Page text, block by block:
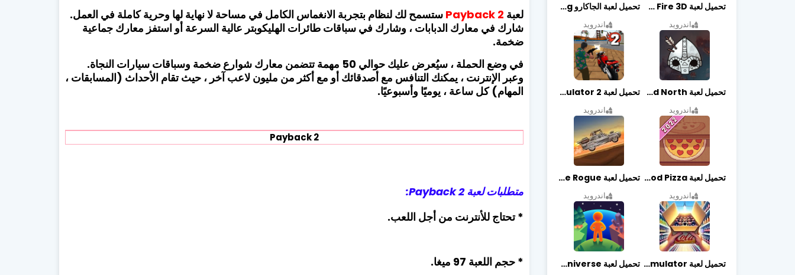
لعبة Payback 2 ستسمح لك لنظام بتجربة الانغماس الكامل في مساحة لا نهاية لها وحرية كاملة في العمل.
شارك في معارك الدبابات ، وشارك في سباقات طائرات الهليكوبتر عالية السرعة أو استفز معارك جماعية
ضخمة.
في وضع الحملة ، سيُعرض عليك حوالي 50 مهمة تتضمن معارك شوارع ضخمة وسباقات سيارات النجاة.
وعبر الإنترنت ، يمكنك التنافس مع أصدقائك أو مع أكثر من مليون لاعب آخر ، حيث تقام الأحداث (المسابقات ،
المهام) كل ساعة ، يوميًا وأسبوعيًا.
Payback 2
متطلبات لعبة Payback 2:
* تحتاج للأنترنت من أجل اللعب.
* حجم اللعبة 97 ميغا.
تحميل لعبة Zombie Fire 3D مهكرة آخر إصدار
اندرويد
تحميل لعبة الجاكارو jackaroo king آخر إصدار
اندرويد
تحميل لعبة Bad North مهكرة آخر إصدار
اندرويد
تحميل لعبة Vegas crime simulator 2 مهكرة اخر اصدار
اندرويد
تحميل لعبة Good Pizza مهكرة اخر اصدار
اندرويد
تحميل لعبة Earn to Die Rogue مهكرة اخر اصدار
اندرويد
تحميل لعبة Retail Store Simulator مهكرة اخر اصدار تحميل لعبة My Little Universe مهكرة أخر إصدار